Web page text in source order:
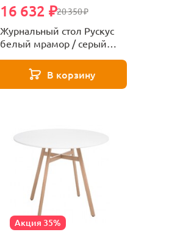
20 350 ₽
16 632 ₽
Журнальный стол Рускус
белый мрамор / серый
В корзину
Акция 35%